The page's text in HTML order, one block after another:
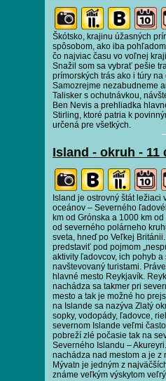
Škótsko, krajinu úžasných
spôsobom, ako iba
čo najviac času vo voľnej
Snažil som sa vybrať pešie
prímorských trás ako i túry
Samozrejme nezabudneme
Talisker s ochutnávkou,
Ben Nevis a prehliadka
Stirling, ktoré patria k
určená pre všetkých.
Island - okruh - 11
Island je ostrovný štát
oceánov – Severného
km od Grónska a 1000 km
od severného polárneho
sveta, hneď po Veľkej
predstaviť pod pojmom
aktivity ľadovcov, ich pohyb
navštevovaný turistami.
hlavné mesto Reykjavík.
nachádza sa takmer pri
mesto a tak je možné ho
na Islande sa nazýva Zlatý
sopky, vodopády, ľadovce,
severnom Islande veľmi
pobreží zlé počasie tak na
Severného Islandu –
nachádza nad mestom a je z
Mývatn je jedným z
známe veľkým výskytom